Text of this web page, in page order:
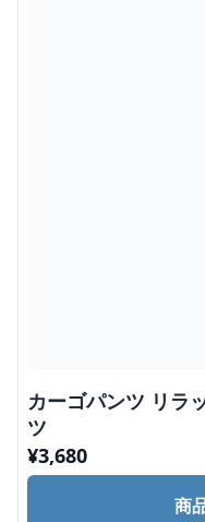
カーゴパンツ リラ
ツ
¥3,680
商